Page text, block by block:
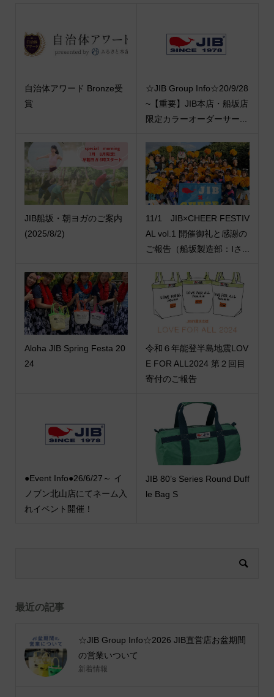
自治体アワード Bronze受
賞
☆JIB Group Info☆20/9/28
~【重要】JIB本店・船坂店
限定カラーオーダーサー...
JIB船坂・朝ヨガのご案内
(2025/8/2)
11/1 JIB×CHEER FESTIV
AL vol.1 開催御礼と感謝の
ご報告（船坂製造部：Iさ...
Aloha JIB Spring Festa 20
24
令和６年能登半島地震LOV
E FOR ALL2024 第２回目
寄付のご報告
●Event Info●26/6/27～ イ
ノブン北山店にてネーム入
れイベント開催！
JIB 80’s Series Round Duff
le Bag S
最近の記事
☆JIB Group Info☆2026 JIB直営店お盆期間
の営業いついて
新着情報